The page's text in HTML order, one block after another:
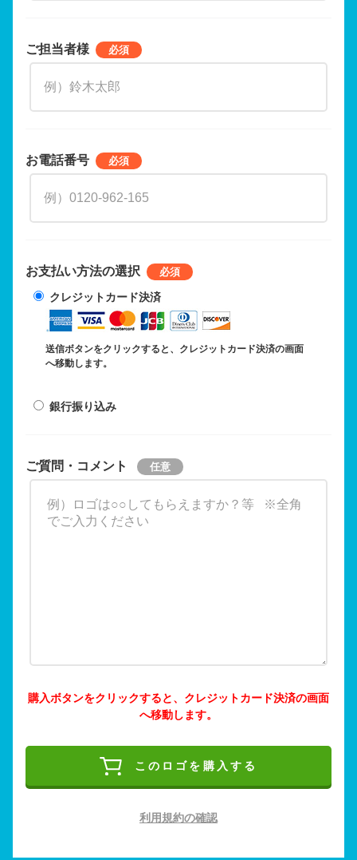
ご担当者様
お電話番号
お支払い方法の選択
クレジットカード決済
送信ボタンをクリックすると、クレジットカード決済の画面
へ移動します。
銀行振り込み
ご質問・コメント
購入ボタンをクリックすると、クレジットカード決済の画面
へ移動します。
このロゴを購入する
利用規約の確認